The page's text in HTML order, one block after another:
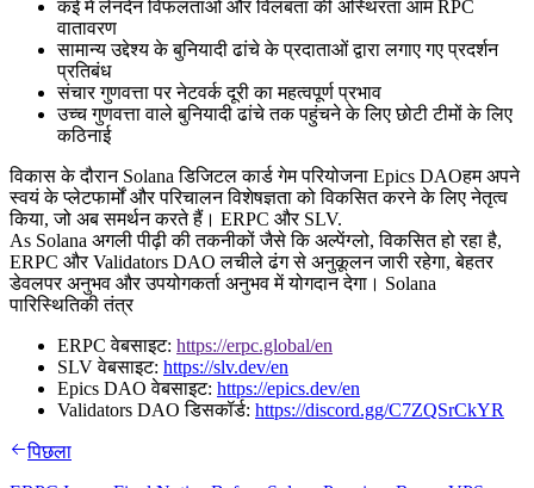
कई में लेनदेन विफलताओं और विलंबता की अस्थिरता आम RPC
वातावरण
सामान्य उद्देश्य के बुनियादी ढांचे के प्रदाताओं द्वारा लगाए गए प्रदर्शन
प्रतिबंध
संचार गुणवत्ता पर नेटवर्क दूरी का महत्वपूर्ण प्रभाव
उच्च गुणवत्ता वाले बुनियादी ढांचे तक पहुंचने के लिए छोटी टीमों के लिए
कठिनाई
विकास के दौरान Solana डिजिटल कार्ड गेम परियोजना Epics DAOहम अपने
स्वयं के प्लेटफार्मों और परिचालन विशेषज्ञता को विकसित करने के लिए नेतृत्व
किया, जो अब समर्थन करते हैं। ERPC और SLV.
As Solana अगली पीढ़ी की तकनीकों जैसे कि अल्पेंग्लो, विकसित हो रहा है,
ERPC और Validators DAO लचीले ढंग से अनुकूलन जारी रहेगा, बेहतर
डेवलपर अनुभव और उपयोगकर्ता अनुभव में योगदान देगा। Solana
पारिस्थितिकी तंत्र
ERPC वेबसाइट: https://erpc.global/en
SLV वेबसाइट: https://slv.dev/en
Epics DAO वेबसाइट: https://epics.dev/en
Validators DAO डिसकॉर्ड: https://discord.gg/C7ZQSrCkYR
पिछला